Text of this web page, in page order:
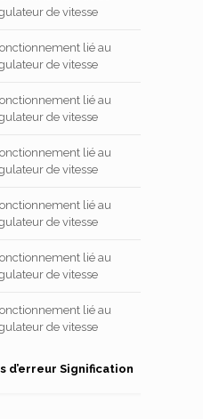
de vitesse
lié au
de vitesse
lié au
de vitesse
lié au
de vitesse
lié au
de vitesse
lié au
de vitesse
lié au
de vitesse
d’erreur Signification